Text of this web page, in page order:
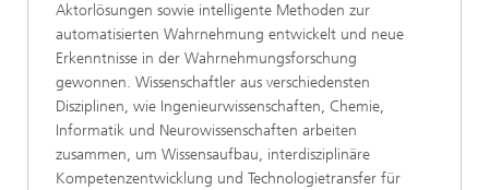
Aktorlösungen sowie intelligente Methoden zur
automatisierten Wahrnehmung entwickelt und neue
Erkenntnisse in der Wahrnehmungsforschung
gewonnen. Wissenschaftler aus verschiedensten
Disziplinen, wie Ingenieurwissenschaften, Chemie,
Informatik und Neurowissenschaften arbeiten
zusammen, um Wissensaufbau, interdisziplinäre
Kompetenzentwicklung und Technologietransfer für